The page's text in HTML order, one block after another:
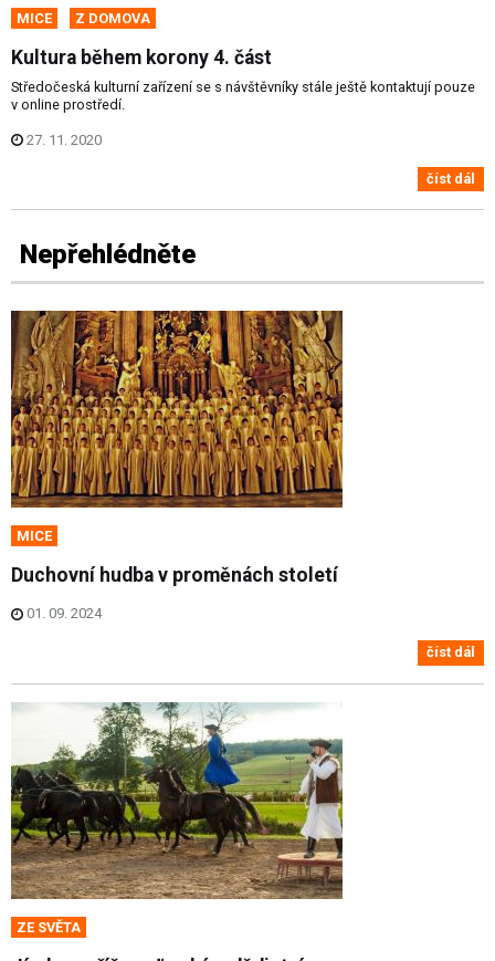
MICE Z DOMOVA
Kultura během korony 4. část
Středočeská kulturní zařízení se s návštěvníky stále ještě kontaktují pouze
v online prostředí.
27. 11. 2020
číst dál
Nepřehlédněte
MICE
Duchovní hudba v proměnách století
01. 09. 2024
číst dál
ZE SVĚTA